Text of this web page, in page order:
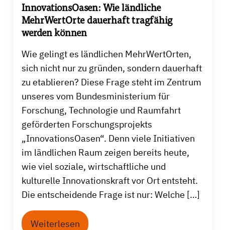
InnovationsOasen: Wie ländliche
MehrWertOrte dauerhaft tragfähig
werden können
Wie gelingt es ländlichen MehrWertOrten,
sich nicht nur zu gründen, sondern dauerhaft
zu etablieren? Diese Frage steht im Zentrum
unseres vom Bundesministerium für
Forschung, Technologie und Raumfahrt
geförderten Forschungsprojekts
„InnovationsOasen“. Denn viele Initiativen
im ländlichen Raum zeigen bereits heute,
wie viel soziale, wirtschaftliche und
kulturelle Innovationskraft vor Ort entsteht.
Die entscheidende Frage ist nur: Welche […]
Weiterlesen